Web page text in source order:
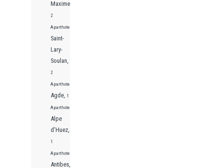
Maxime,
2
Aparthotels
Saint-
Lary-
Soulan,
2
Aparthotels
Agde, 1
Aparthotels
Alpe
d'Huez,
1
Aparthotels
Antibes,